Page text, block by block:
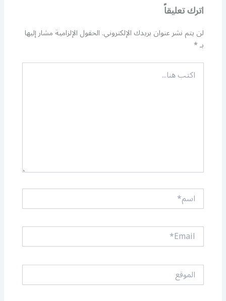
اترك تعليقاً
لن يتم نشر عنوان بريدك الإلكتروني.الحقول الإلزامية مشار إليها
بـ*
اكتب
هنا...
اسم*
Email*
الموقع